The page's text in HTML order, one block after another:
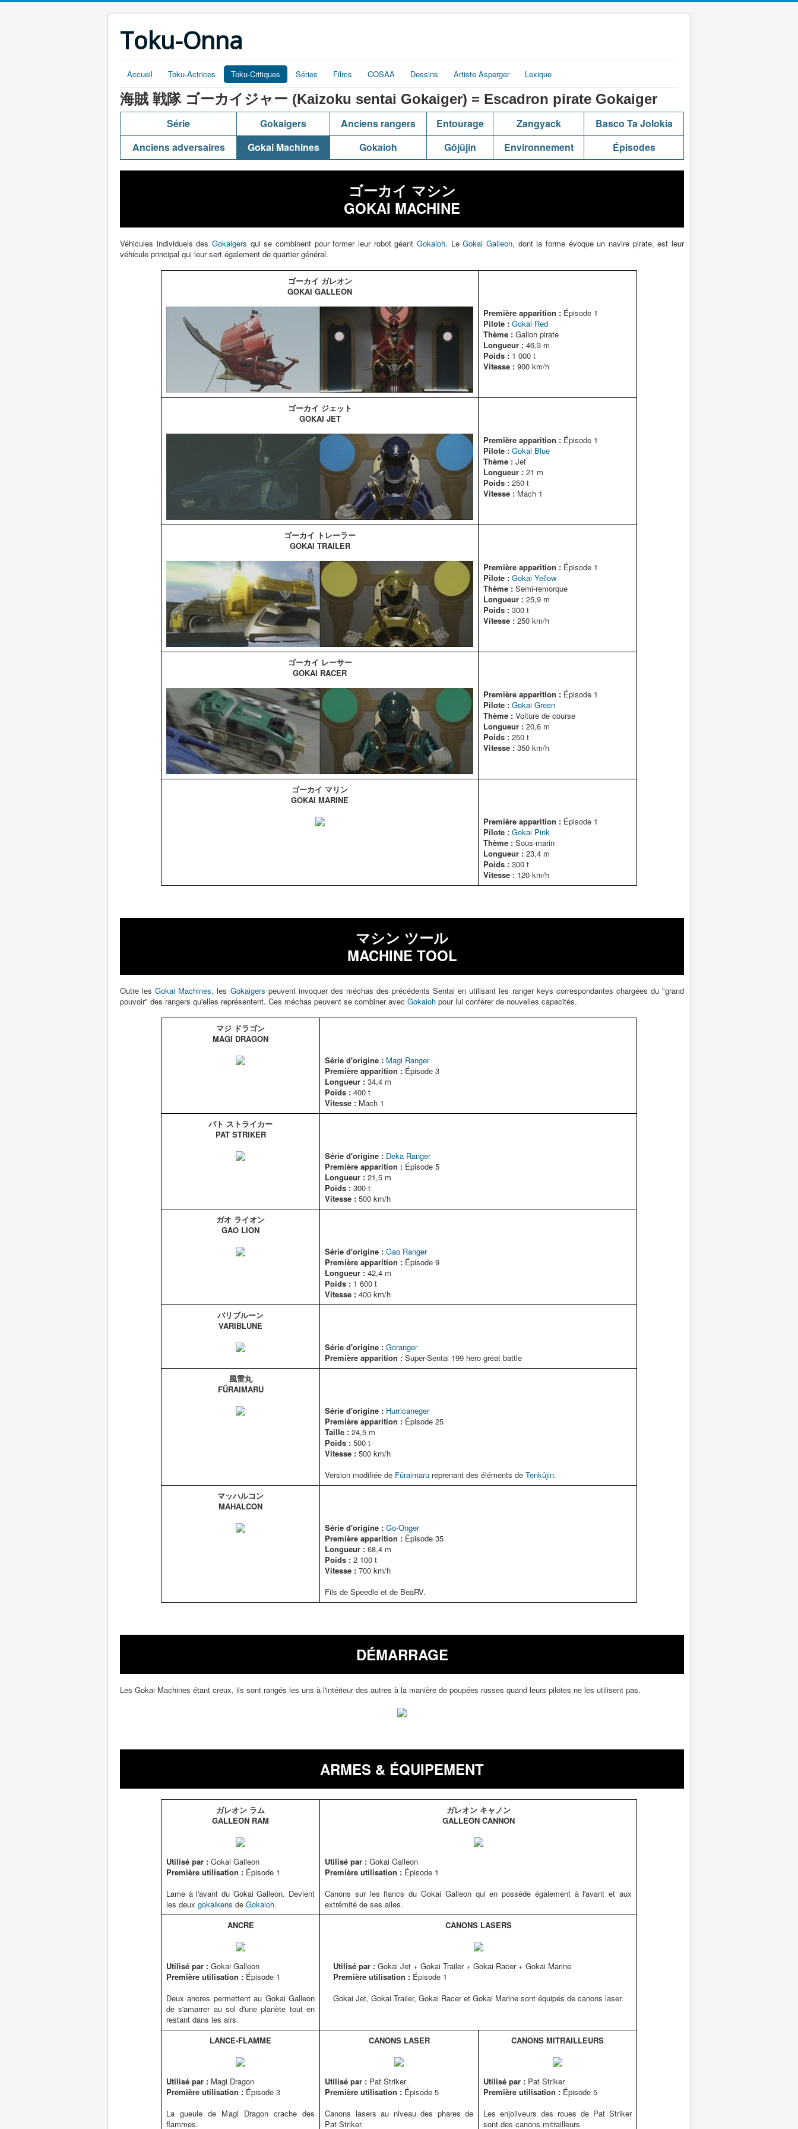
Toku-Onna
Accueil Toku-Actrices Toku-Critiques Séries Films COSAA Dessins Artiste Asperger Lexique
海賊 戦隊 ゴーカイジャー (Kaizoku sentai Gokaiger) = Escadron pirate Gokaiger
Série Gokaigers Anciens rangers Entourage Zangyack
Basco Ta Jolokia
Anciens adversaires
Gokai Machines Gokaioh Gôjûjin Environnement Épisodes
ゴーカイ マシン
GOKAI MACHINE
Véhicules individuels des Gokaigers qui se combinent pour former leur robot géant Gokaioh. LeGokai Galleon, dont la forme évoque un navire pirate, est leur
véhicule principal qui leur sert également de quartier général.
ゴーカイ ガレオン
GOKAI GALLEON
Première apparition : Épisode 1
Pilote : Gokai Red
Thème : Galion pirate
Longueur : 46,3 m
Poids : 1 000 t
Vitesse : 900 km/h
ゴーカイ ジェット
GOKAI JET
Première apparition : Épisode 1
Pilote : Gokai Blue
Thème : Jet
Longueur : 21 m
Poids : 250 t
Vitesse : Mach 1
ゴーカイ トレーラー
GOKAI TRAILER
Première apparition : Épisode 1
Pilote : Gokai Yellow
Thème : Semi-remorque
Longueur : 25,9 m
Poids : 300 t
Vitesse : 250 km/h
ゴーカイ レーサー
GOKAI RACER
Première apparition : Épisode 1
Pilote : Gokai Green
Thème : Voiture de course
Longueur : 20,6 m
Poids : 250 t
Vitesse : 350 km/h
ゴーカイ マリン
GOKAI MARINE
Première apparition : Épisode 1
Pilote : Gokai Pink
Thème : Sous-marin
Longueur : 23,4 m
Poids : 300 t
Vitesse : 120 km/h
マシン ツール
MACHINE TOOL
Outre lesGokai Machines, les Gokaigers peuvent invoquer des méchas des précédents Sentai en utilisant les ranger keys correspondantes chargées du "grand
pouvoir" des rangers qu'elles représentent. Ces méchas peuvent se combiner avec Gokaioh pour lui conférer de nouvelles capacités.
マジ ドラゴン
MAGI DRAGON
Série d'origine : Magi Ranger
Première apparition : Épisode 3
Longueur : 34,4 m
Poids : 400 t
Vitesse : Mach 1
パト ストライカー
PAT STRIKER
Série d'origine : Deka Ranger
Première apparition : Épisode 5
Longueur : 21,5 m
Poids : 300 t
Vitesse : 500 km/h
ガオ ライオン
GAO LION
Série d'origine : Gao Ranger
Première apparition : Épisode 9
Longueur : 42,4 m
Poids : 1 600 t
Vitesse : 400 km/h
バリブルーン
VARIBLUNE
Série d'origine : Goranger
Première apparition : Super-Sentai 199 hero great battle
風雷丸
FÛRAIMARU
Série d'origine : Hurricaneger
Première apparition : Épisode 25
Taille : 24,5 m
Poids : 500 t
Vitesse : 500 km/h
Version modifiée de Fûraimaru reprenant des éléments de Tenkûjin.
マッハルコン
MAHALCON
Série d'origine : Go-Onger
Première apparition : Épisode 35
Longueur : 68,4 m
Poids : 2 100 t
Vitesse : 700 km/h
Fils de Speedle et de BeaRV.
DÉMARRAGE
Les Gokai Machines étant creux, ils sont rangés les uns à l'intérieur des autres à la manière de poupées russes quand leurs pilotes ne les utilisent pas.
ARMES & ÉQUIPEMENT
ガレオン ラム
GALLEON RAM
Utilisé par : Gokai Galleon
Première utilisation : Épisode 1
Lame à l'avant du Gokai Galleon. Devient
les deux gokaikens de Gokaioh.
ガレオン キャノン
GALLEON CANNON
Utilisé par : Gokai Galleon
Première utilisation : Épisode 1
Canons sur les flancs du Gokai Galleon qui en possède également à l'avant et aux
extrémité de ses ailes.
ANCRE
Utilisé par : Gokai Galleon
Première utilisation : Épisode 1
Deux ancres permettent au Gokai Galleon
de s'amarrer au sol d'une planète tout en
restant dans les airs.
CANONS LASERS
Utilisé par : Gokai Jet + Gokai Trailer + Gokai Racer + Gokai Marine
Première utilisation : Épisode 1
Gokai Jet, Gokai Trailer, Gokai Racer et Gokai Marine sont équipés de canons laser.
LANCE-FLAMME
Utilisé par : Magi Dragon
Première utilisation : Épisode 3
La gueule de Magi Dragon crache des
flammes.
CANONS LASER
Utilisé par : Pat Striker
Première utilisation : Épisode 5
Canons lasers au niveau des phares de
Pat Striker.
CANONS MITRAILLEURS
Utilisé par : Pat Striker
Première utilisation : Épisode 5
Les enjoliveurs des roues de Pat Striker
sont des canons mitrailleurs